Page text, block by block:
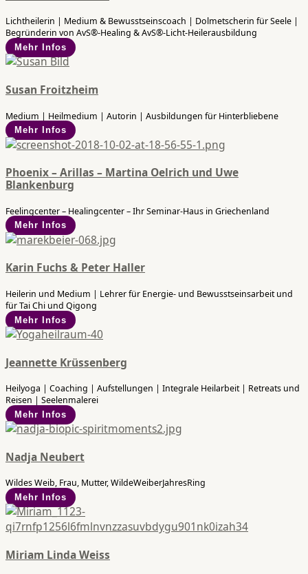
Lichtheilerin | Medium & Bewusstseinscoach | Dolmetscherin für Seele |
Begründerin von AvS®-Healing & AvS®-Licht-Heilerausbildung
Mehr Infos
Susan Froitzheim
Medium | Heilmedium | Autorin | Ausbildungen für Hinterbliebene
Mehr Infos
Phoenix – Arillas – Martina Oelrich und Uwe
Blankenburg
Feelingcenter – Healingcenter – Ihr Seminar-Haus in Griechenland
Mehr Infos
Karin Fuchs & Peter Haller
Heilerin und Medium | Lehrer für Energie- und Bewusstseinsarbeit und
für Tai Chi und Qigong
Mehr Infos
Jeannette Krüssenberg
Heilyoga | Coaching | Aufstellungen | Integrale Heilarbeit | Retreats und
Reisen | Seelenmalerei
Mehr Infos
Nadja Neubert
Wildes Weib, Frau, Mutter, WildeWeiberJahresRing
Mehr Infos
Miriam Linda Weiss